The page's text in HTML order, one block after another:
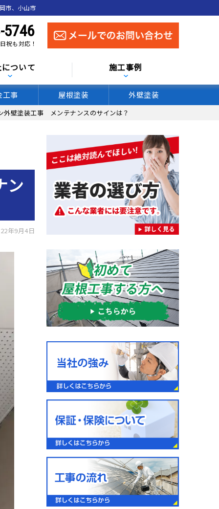
市、小山市
5746
祝も対応！
ついて 施工事例
工事 屋根塗装 外壁塗装
壁塗装工事 メンテナンスのサインは？
ン
年9月4日